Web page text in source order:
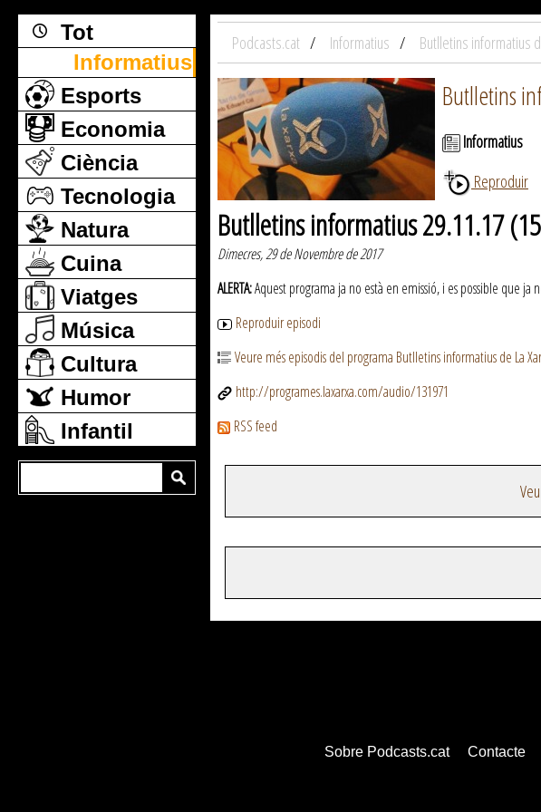
Tot
Informatius
Esports
Economia
Ciència
Tecnologia
Natura
Cuina
Viatges
Música
Cultura
Humor
Infantil
Podcasts.cat Informatius Butlletins informatius
Butlletins
Informatius
Reproduir
Butlletins informatius 29.11.17
Dimecres, 29 de Novembre de 2017
ALERTA:Aquest programa ja no està en emissió, i es possible que ja
Reproduir episodi
Veure més episodis del programa Butlletins informatius de La
http://programes.laxarxa.com/audio/131971
RSS feed
Sobre Podcasts.cat Contacte